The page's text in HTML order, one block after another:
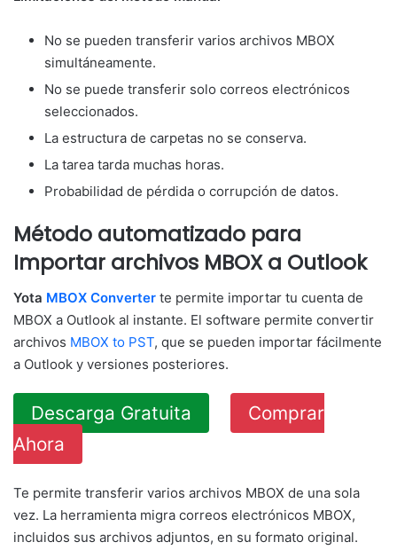
No se pueden transferir varios archivos MBOX
simultáneamente.
No se puede transferir solo correos electrónicos
seleccionados.
La estructura de carpetas no se conserva.
La tarea tarda muchas horas.
Probabilidad de pérdida o corrupción de datos.
Método automatizado para
Importar archivos MBOX a Outlook
Yota MBOX Converter te permite importar tu cuenta de
MBOX a Outlook al instante. El software permite convertir
archivos MBOX to PST, que se pueden importar fácilmente
a Outlook y versiones posteriores.
Descarga Gratuita
Comprar
Ahora
Te permite transferir varios archivos MBOX de una sola
vez. La herramienta migra correos electrónicos MBOX,
incluidos sus archivos adjuntos, en su formato original.